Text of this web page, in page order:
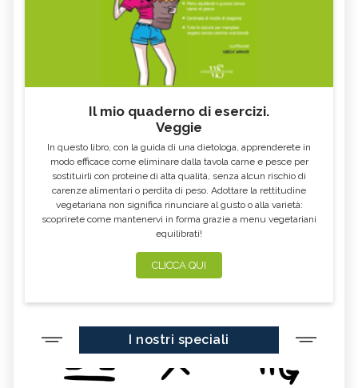
Il mio quaderno di esercizi.
Veggie
In questo libro, con la guida di una dietologa, apprenderete in
modo efficace come eliminare dalla tavola carne e pesce per
sostituirli con proteine di alta qualità, senza alcun rischio di
carenze alimentari o perdita di peso. Adottare la rettitudine
vegetariana non significa rinunciare al gusto o alla varietà:
scoprirete come mantenervi in forma grazie a menu vegetariani
equilibrati!
CLICCA QUI
I nostri speciali